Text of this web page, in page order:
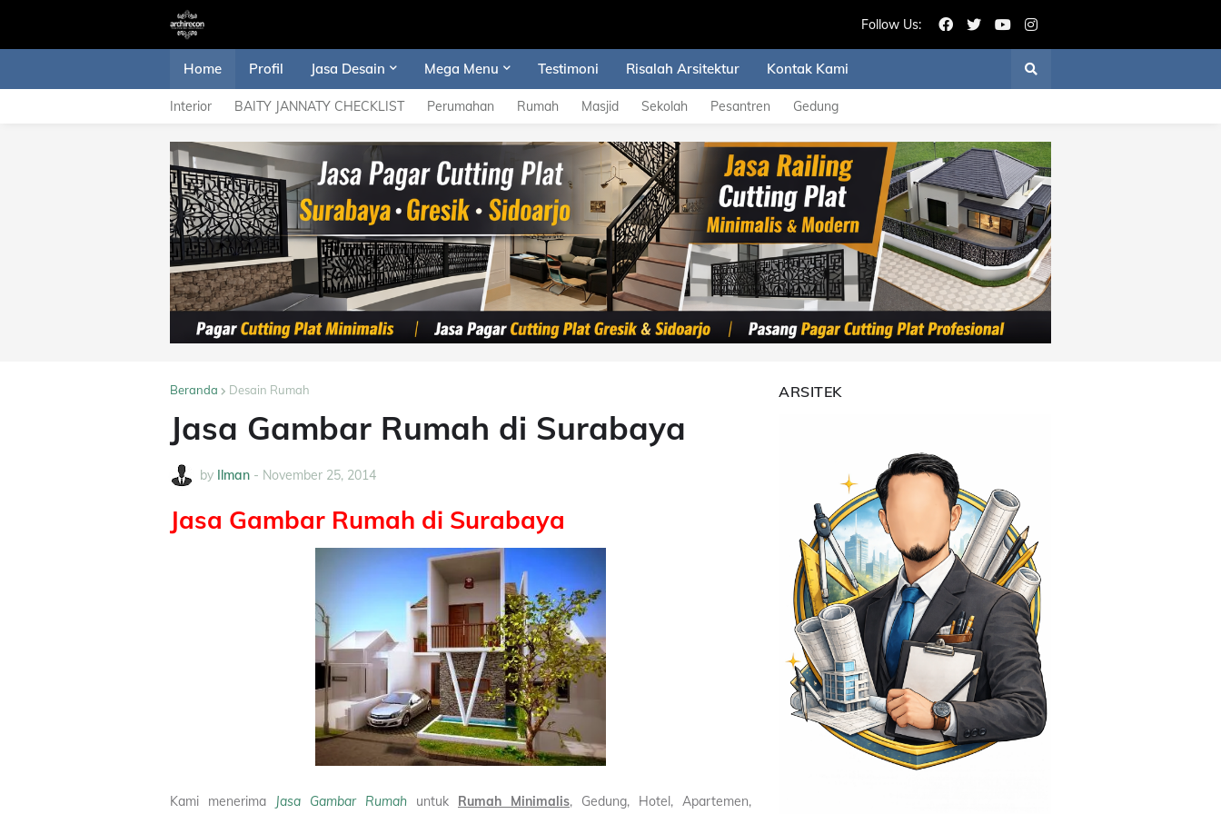
Follow Us:
Home Profil Jasa Desain Mega Menu Testimoni Risalah Arsitektur Kontak Kami
Interior BAITY JANNATY CHECKLIST Perumahan Rumah Masjid Sekolah Pesantren Gedung
Beranda Desain Rumah
Jasa Gambar Rumah di Surabaya
by Ilman - November 25, 2014
Jasa Gambar Rumah di Surabaya
Kami menerima Jasa Gambar Rumah untuk Rumah Minimalis, Gedung, Hotel, Apartemen,
ARSITEK